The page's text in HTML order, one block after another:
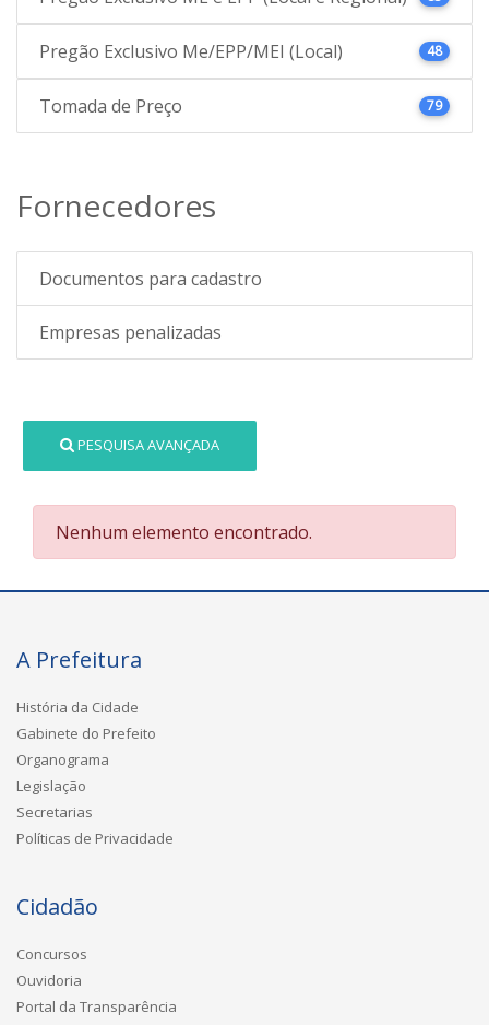
Pregão Exclusivo Me/EPP/MEI (Local) 48
Tomada de Preço 79
Fornecedores
Documentos para cadastro
Empresas penalizadas
PESQUISA AVANÇADA
Nenhum elemento encontrado.
A Prefeitura
História da Cidade
Gabinete do Prefeito
Organograma
Legislação
Secretarias
Políticas de Privacidade
Cidadão
Concursos
Ouvidoria
Portal da Transparência